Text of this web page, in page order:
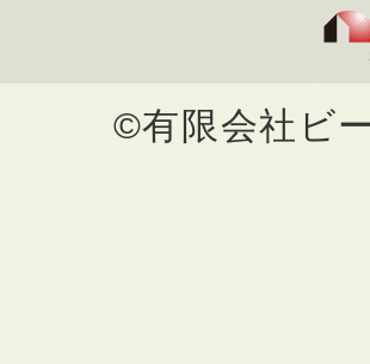
©有限会社ビ